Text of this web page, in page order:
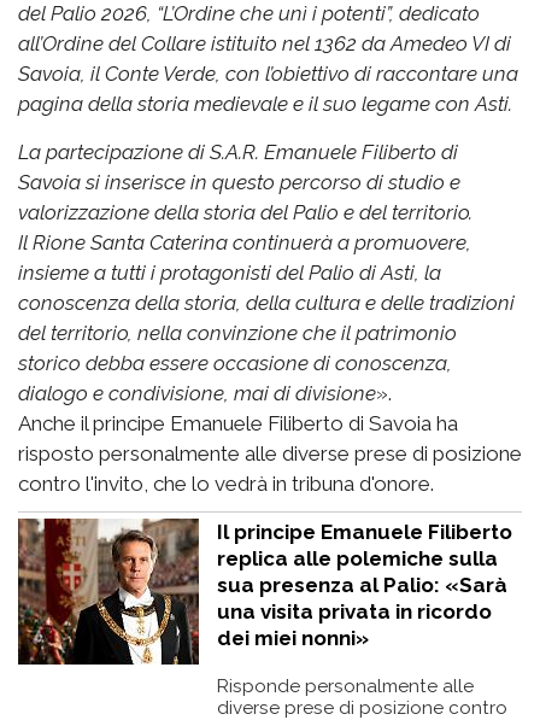
del Palio 2026, “L’Ordine che unì i potenti”, dedicato
all’Ordine del Collare istituito nel 1362 da Amedeo VI di
Savoia, il Conte Verde, con l’obiettivo di raccontare una
pagina della storia medievale e il suo legame con Asti.
La partecipazione di S.A.R. Emanuele Filiberto di
Savoia si inserisce in questo percorso di studio e
valorizzazione della storia del Palio e del territorio.
Il Rione Santa Caterina continuerà a promuovere,
insieme a tutti i protagonisti del Palio di Asti, la
conoscenza della storia, della cultura e delle tradizioni
del territorio, nella convinzione che il patrimonio
storico debba essere occasione di conoscenza,
dialogo e condivisione, mai di divisione».
Anche il principe Emanuele Filiberto di Savoia ha
risposto personalmente alle diverse prese di posizione
contro l'invito, che lo vedrà in tribuna d'onore.
Il principe Emanuele Filiberto
replica alle polemiche sulla
sua presenza al Palio: «Sarà
una visita privata in ricordo
dei miei nonni»
Risponde personalmente alle
diverse prese di posizione contro